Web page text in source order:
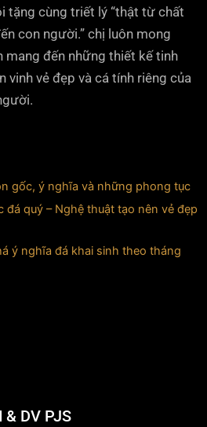
tặng cùng triết lý “thật từ chất
con người.” chị luôn mong
mang đến những thiết kế tinh
vinh vẻ đẹp và cá tính riêng của
gốc, ý nghĩa và những phong tục
đá quý – Nghệ thuật tạo nên vẻ đẹp
ý nghĩa đá khai sinh theo tháng
& DV PJS